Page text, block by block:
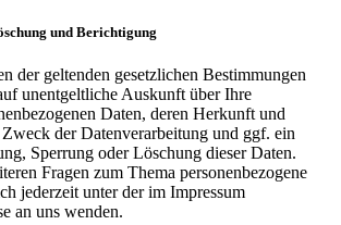
und Berichtigung
der geltenden gesetzlichen Bestimmungen
unentgeltliche Auskunft über Ihre
Daten, deren Herkunft und
der Datenverarbeitung und ggf. ein
Sperrung oder Löschung dieser Daten.
Fragen zum Thema personenbezogene
jederzeit unter der im Impressum
an uns wenden.